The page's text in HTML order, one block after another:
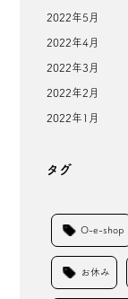
2022年5月
2022年4月
2022年3月
2022年2月
2022年1月
タグ
O-e-shop
お休み